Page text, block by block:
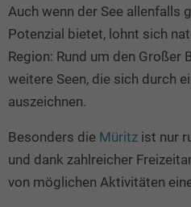
Auch wenn der See
Potenzial bietet, lohnt sich
Region: Rund um den Großer
weitere Seen, die sich durch
auszeichnen.
Besonders die Müritz ist nur
und dank zahlreicher
von möglichen Aktivitäten